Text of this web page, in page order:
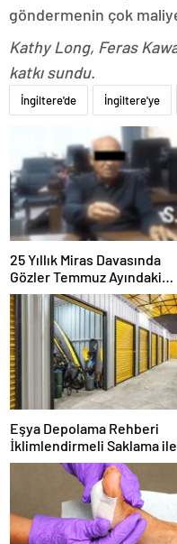
göndermenin çok
Kathy Long, Feras
katkı sundu.
İngiltere'de İngiltere'ye
25 Yıllık Miras Davasında
Gözler Temmuz Ayındaki
Karar Duruşmasına
Eşya Depolama Rehberi
İklimlendirmeli Saklama ile
Güvenli Kullanım